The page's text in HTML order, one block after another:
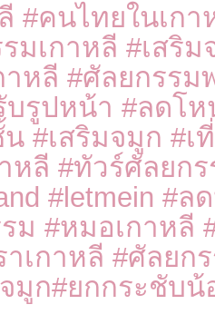
#คนไทยในเก
มเกาหลี #เสริ
าหลี #ศัลยกรร
บรูปหน้า #ลดโ
#เสริมจมูก #เ
หลี #ทัวร์ศัลยก
#letmein #
ม #หมอเกาหลี
เกาหลี #ศัลยก
มูก#ยกกระชับน้